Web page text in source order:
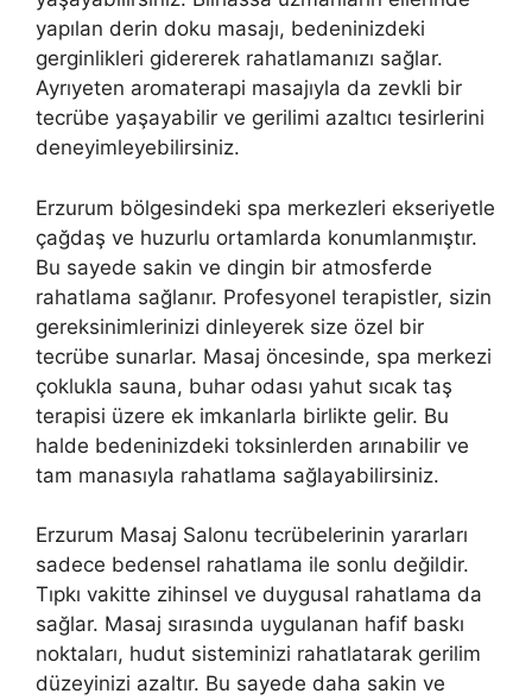
yapılan derin doku masajı, bedeninizdeki
gerginlikleri gidererek rahatlamanızı sağlar.
Ayrıyeten aromaterapi masajıyla da zevkli bir
tecrübe yaşayabilir ve gerilimi azaltıcı tesirlerini
deneyimleyebilirsiniz.
Erzurum bölgesindeki spa merkezleri ekseriyetle
çağdaş ve huzurlu ortamlarda konumlanmıştır.
Bu sayede sakin ve dingin bir atmosferde
rahatlama sağlanır. Profesyonel terapistler, sizin
gereksinimlerinizi dinleyerek size özel bir
tecrübe sunarlar. Masaj öncesinde, spa merkezi
çoklukla sauna, buhar odası yahut sıcak taş
terapisi üzere ek imkanlarla birlikte gelir. Bu
halde bedeninizdeki toksinlerden arınabilir ve
tam manasıyla rahatlama sağlayabilirsiniz.
Erzurum Masaj Salonu tecrübelerinin yararları
sadece bedensel rahatlama ile sonlu değildir.
Tıpkı vakitte zihinsel ve duygusal rahatlama da
sağlar. Masaj sırasında uygulanan hafif baskı
noktaları, hudut sisteminizi rahatlatarak gerilim
düzeyinizi azaltır. Bu sayede daha sakin ve